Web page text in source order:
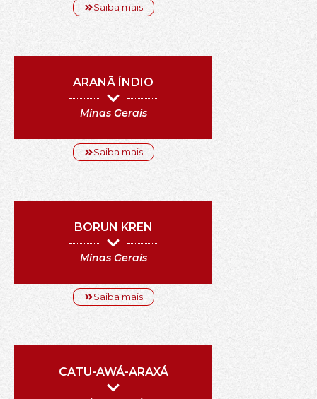
Saiba mais
ARANÃ ÍNDIO
Minas Gerais
Saiba mais
BORUN KREN
Minas Gerais
Saiba mais
CATU-AWÁ-ARAXÁ